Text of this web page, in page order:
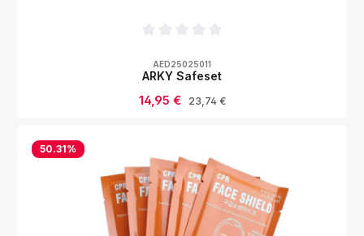
AED25025011
ARKY Safeset
Verkaufspreis:
14,95 € Regulärer Preis:
23,74 €
50.31%